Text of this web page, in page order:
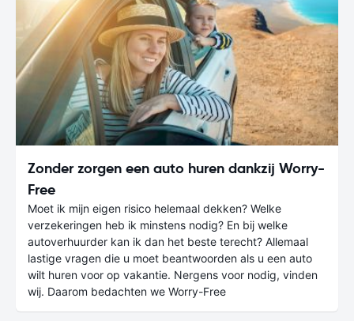
Zonder zorgen een auto huren dankzij Worry-
Free
Moet ik mijn eigen risico helemaal dekken? Welke
verzekeringen heb ik minstens nodig? En bij welke
autoverhuurder kan ik dan het beste terecht? Allemaal
lastige vragen die u moet beantwoorden als u een auto
wilt huren voor op vakantie. Nergens voor nodig, vinden
wij. Daarom bedachten we Worry-Free